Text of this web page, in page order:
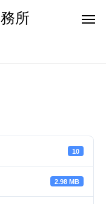
所
10
2.98 MB